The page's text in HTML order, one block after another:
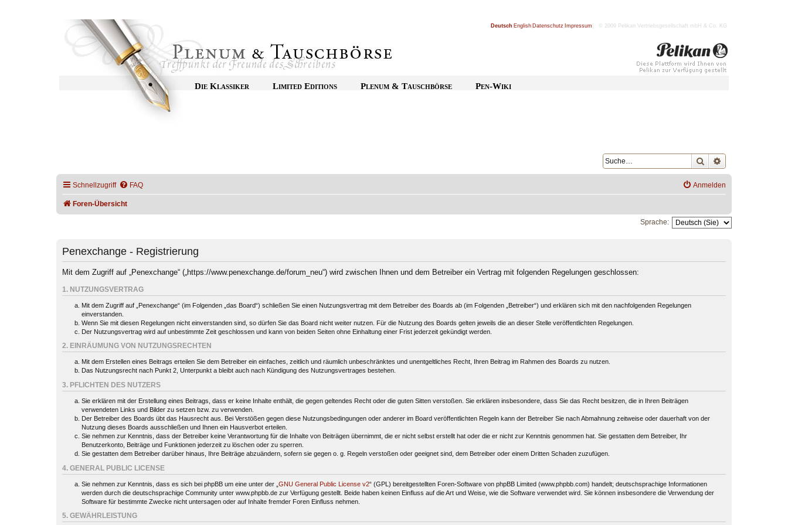
Deutsch English Datenschutz Impressum | © 2009 Pelikan Vertriebsgesellschaft mbH & Co. KG
Die Klassiker Limited Editions Plenum & Tauschbörse Pen-Wiki
Suche
Schnellzugriff FAQ Anmelden
Foren-Übersicht
Sprache:
Penexchange - Registrierung
Mit dem Zugriff auf „Penexchange“ („https://www.penexchange.de/forum_neu“) wird zwischen Ihnen und dem Betreiber ein Vertrag mit folgenden Regelungen geschlossen:
1. NUTZUNGSVERTRAG
Mit dem Zugriff auf „Penexchange“ (im Folgenden „das Board“) schließen Sie einen Nutzungsvertrag mit dem Betreiber des Boards ab (im Folgenden „Betreiber“) und erklären sich mit den nachfolgenden Regelungen
einverstanden.
Wenn Sie mit diesen Regelungen nicht einverstanden sind, so dürfen Sie das Board nicht weiter nutzen. Für die Nutzung des Boards gelten jeweils die an dieser Stelle veröffentlichten Regelungen.
Der Nutzungsvertrag wird auf unbestimmte Zeit geschlossen und kann von beiden Seiten ohne Einhaltung einer Frist jederzeit gekündigt werden.
2. EINRÄUMUNG VON NUTZUNGSRECHTEN
Mit dem Erstellen eines Beitrags erteilen Sie dem Betreiber ein einfaches, zeitlich und räumlich unbeschränktes und unentgeltliches Recht, Ihren Beitrag im Rahmen des Boards zu nutzen.
Das Nutzungsrecht nach Punkt 2, Unterpunkt a bleibt auch nach Kündigung des Nutzungsvertrages bestehen.
3. PFLICHTEN DES NUTZERS
Sie erklären mit der Erstellung eines Beitrags, dass er keine Inhalte enthält, die gegen geltendes Recht oder die guten Sitten verstoßen. Sie erklären insbesondere, dass Sie das Recht besitzen, die in Ihren Beiträgen
verwendeten Links und Bilder zu setzen bzw. zu verwenden.
Der Betreiber des Boards übt das Hausrecht aus. Bei Verstößen gegen diese Nutzungsbedingungen oder anderer im Board veröffentlichten Regeln kann der Betreiber Sie nach Abmahnung zeitweise oder dauerhaft von der
Nutzung dieses Boards ausschließen und Ihnen ein Hausverbot erteilen.
Sie nehmen zur Kenntnis, dass der Betreiber keine Verantwortung für die Inhalte von Beiträgen übernimmt, die er nicht selbst erstellt hat oder die er nicht zur Kenntnis genommen hat. Sie gestatten dem Betreiber, Ihr
Benutzerkonto, Beiträge und Funktionen jederzeit zu löschen oder zu sperren.
Sie gestatten dem Betreiber darüber hinaus, Ihre Beiträge abzuändern, sofern sie gegen o. g. Regeln verstoßen oder geeignet sind, dem Betreiber oder einem Dritten Schaden zuzufügen.
4. GENERAL PUBLIC LICENSE
Sie nehmen zur Kenntnis, dass es sich bei phpBB um eine unter der „ GNU General Public License v2“ (GPL) bereitgestellten Foren-Software von phpBB Limited (www.phpbb.com) handelt; deutschsprachige Informationen
werden durch die deutschsprachige Community unter www.phpbb.de zur Verfügung gestellt. Beide haben keinen Einfluss auf die Art und Weise, wie die Software verwendet wird. Sie können insbesondere die Verwendung der
Software für bestimmte Zwecke nicht untersagen oder auf Inhalte fremder Foren Einfluss nehmen.
5. GEWÄHRLEISTUNG